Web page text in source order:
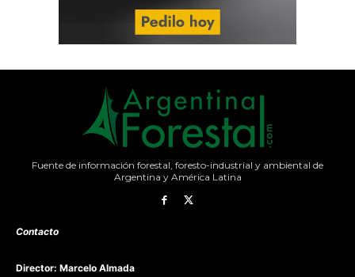
Fuente de información forestal, foresto-industrial y ambiental de
Argentina y América Latina
Contacto
Director: Marcelo Almada